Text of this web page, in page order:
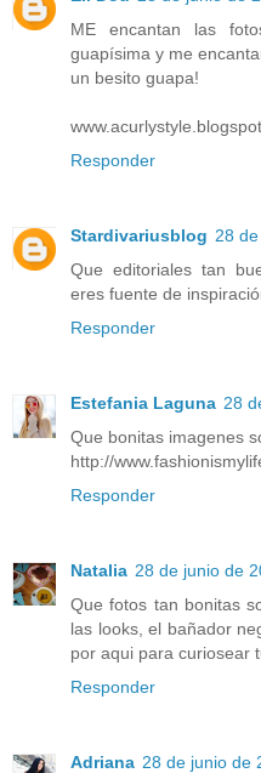
ME encantan las
guapísima y me
un besito guapa!
Responder
Stardivariusblog 28
Que editoriales tan
eres fuente de
Responder
Estefania Laguna 28
Que bonitas imagenes
http://
Responder
Natalia 28 de junio de
Que fotos tan bonitas
las looks, el bañador
por aqui para curiosear
Responder
Adriana 28 de junio de